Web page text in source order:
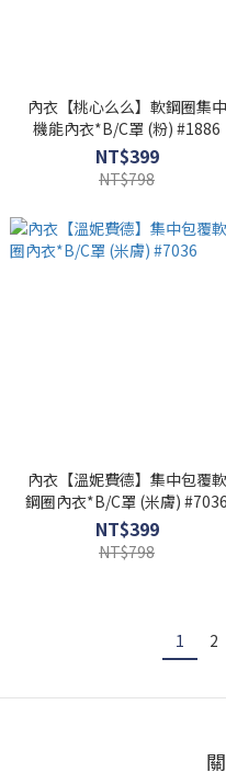
內衣【桃心么么】軟鋼圈集中
機能內衣*B/C罩 (粉) #1886
NT$399
NT$798
內衣【溫妮費德】集中包覆軟
鋼圈內衣*B/C罩 (米膚) #7036
NT$399
NT$798
1 2